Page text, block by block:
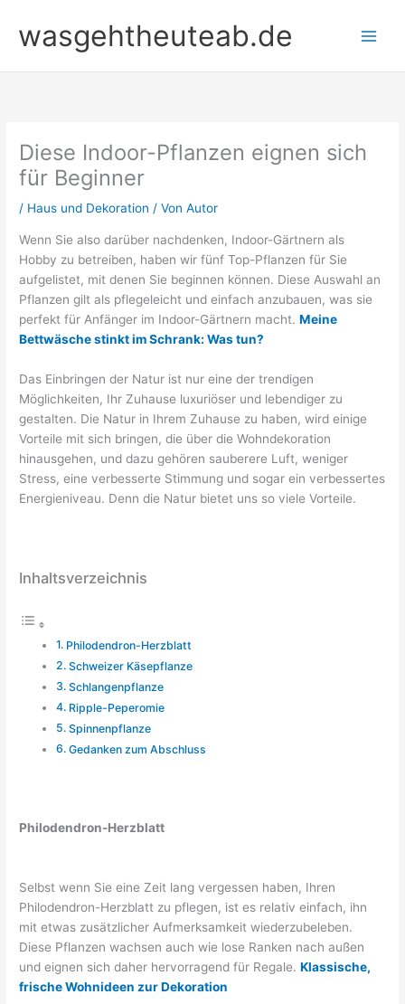
Inhalt
springen
wasgehtheuteab.de
Diese Indoor-Pflanzen eignen sich
für Beginner
/ Haus und Dekoration / VonAutor
Wenn Sie also darüber nachdenken, Indoor-Gärtnern als
Hobby zu betreiben, haben wir fünf Top-Pflanzen für Sie
aufgelistet, mit denen Sie beginnen können. Diese Auswahl an
Pflanzen gilt als pflegeleicht und einfach anzubauen, was sie
perfekt für Anfänger im Indoor-Gärtnern macht.Meine
Bettwäsche stinkt im Schrank: Was tun?
Das Einbringen der Natur ist nur eine der trendigen
Möglichkeiten, Ihr Zuhause luxuriöser und lebendiger zu
gestalten. Die Natur in Ihrem Zuhause zu haben, wird einige
Vorteile mit sich bringen, die über die Wohndekoration
hinausgehen, und dazu gehören sauberere Luft, weniger
Stress, eine verbesserte Stimmung und sogar ein verbessertes
Energieniveau. Denn die Natur bietet uns so viele Vorteile.
Inhaltsverzeichnis
Philodendron-Herzblatt
Schweizer Käsepflanze
Schlangenpflanze
Ripple-Peperomie
Spinnenpflanze
Gedanken zum Abschluss
Philodendron-Herzblatt
Selbst wenn Sie eine Zeit lang vergessen haben, Ihren
Philodendron-Herzblatt zu pflegen, ist es relativ einfach, ihn
mit etwas zusätzlicher Aufmerksamkeit wiederzubeleben.
Diese Pflanzen wachsen auch wie lose Ranken nach außen
und eignen sich daher hervorragend für Regale.Klassische,
frische Wohnideen zur Dekoration